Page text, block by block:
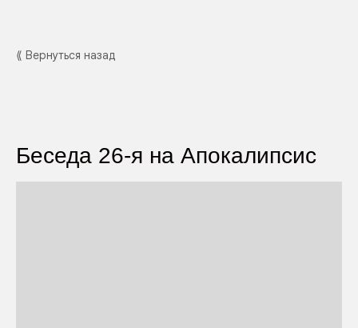
⟪ Вернуться назад
Беседа 26-я на Апокалипсис